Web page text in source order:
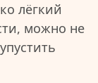
лёгкий
можно не